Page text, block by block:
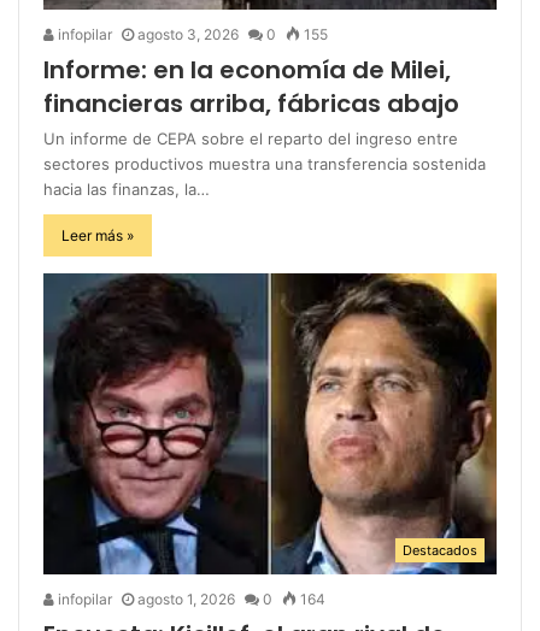
infopilar agosto 3, 2026 0 155
Informe: en la economía de Milei,
financieras arriba, fábricas abajo
Un informe de CEPA sobre el reparto del ingreso entre
sectores productivos muestra una transferencia sostenida
hacia las finanzas, la…
Leer más »
Destacados
infopilar agosto 1, 2026 0 164